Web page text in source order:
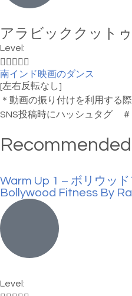
アラビッククット
Level:
南インド映画のダンス
[左右反転なし]
＊動画の振り付けを利用する
SNS投稿時にハッシュタグ ＃
Warm Up 1 – ボリウッド
Bollywood Fitness By
Level: